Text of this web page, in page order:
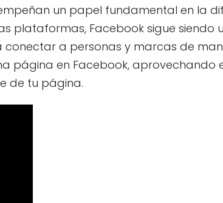
un papel fundamental en la
plataformas, Facebook sigue siendo
a personas y marcas de
página en Facebook, aprovechando
de tu página.